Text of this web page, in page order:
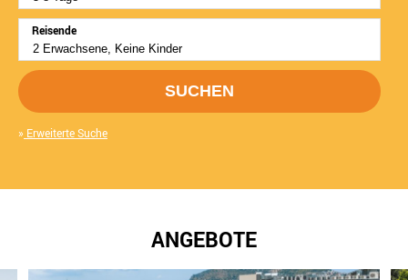
Reisende
SUCHEN
Erweiterte Suche
ANGEBOTE